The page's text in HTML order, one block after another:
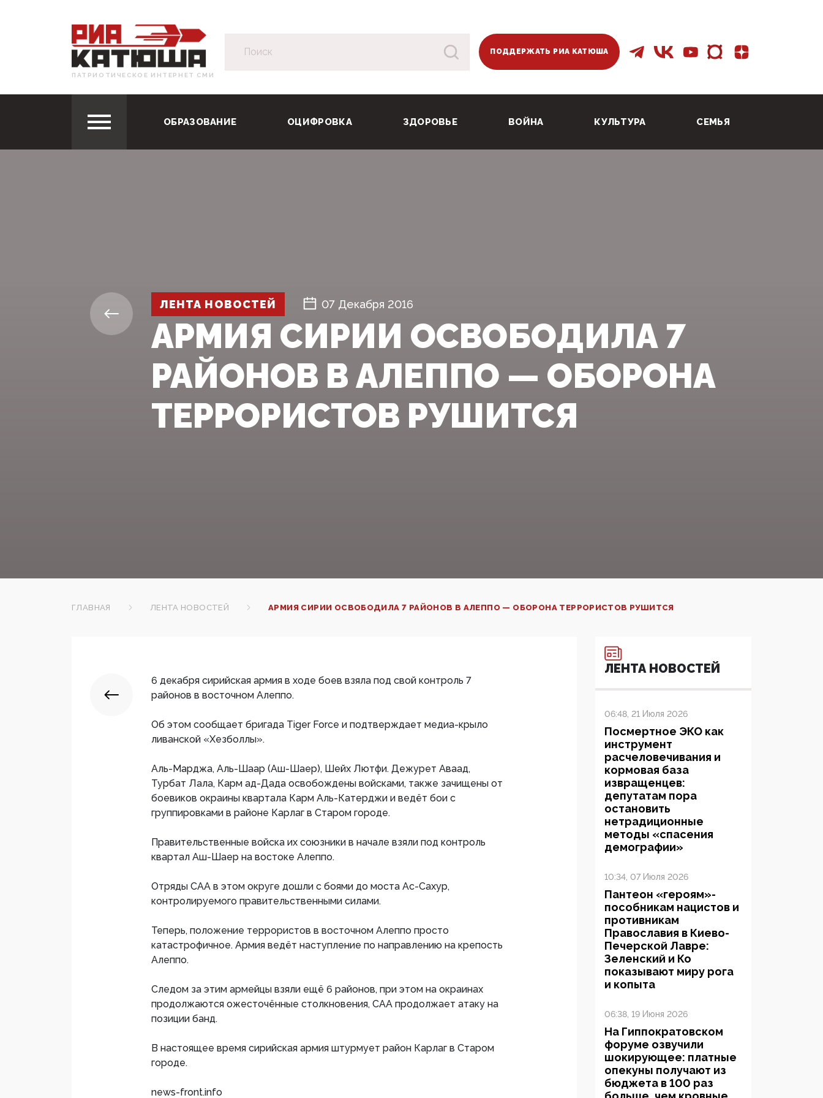
ПАТРИОТИЧЕСКОЕ ИНТЕРНЕТ СМИ
ПОДДЕРЖАТЬ РИА КАТЮША
ОБРАЗОВАНИЕ ОЦИФРОВКА ЗДОРОВЬЕ ВОЙНА КУЛЬТУРА СЕМЬЯ
ЛЕНТА НОВОСТЕЙ 07 Декабря 2016
АРМИЯ СИРИИ ОСВОБОДИЛА 7
РАЙОНОВ В­ АЛЕППО — ОБОРОНА
ТЕРРОРИСТОВ РУШИТСЯ ­
ГЛАВНАЯ ЛЕНТА НОВОСТЕЙ АРМИЯ СИРИИ ОСВОБОДИЛА 7 РАЙОНОВ В­ АЛЕППО — ОБОРОНА ТЕРРОРИСТОВ РУШИТСЯ ­
6 декабря сирийская армия в ходе боев взяла под свой контроль 7
районов в восточном Алеппо.
Об этом сообщает бригада Tiger Force и подтверждает медиа-крыло
ливанской «Хезболлы».
Аль-Марджа, Аль-Шаар (Аш-Шаер), Шейх Лютфи. Дежурет Аваад,
Турбат Лала, Карм ад-Дада освобождены войсками, также зачищены от
боевиков окраины квартала Карм Аль-Катерджи и ведёт бои с
группировками в районе Карлаг в Старом городе.
Правительственные войска их союзники в начале взяли под контроль
квартал Аш-Шаер на востоке Алеппо.
Отряды САА в этом округе дошли с боями до моста Ас-Сахур,
контролируемого правительственными силами.
Теперь, положение террористов в восточном Алеппо просто
катастрофичное. Армия ведёт наступление по направлению на крепость
Алеппо.
Следом за этим армейцы взяли ещё 6 районов, при этом на окраинах
продолжаются ожесточённые столкновения, САА продолжает атаку на
позиции банд.
В настоящее время сирийская армия штурмует район Карлаг в Старом
городе.
news-front.info
ЛЕНТА НОВОСТЕЙ
06:48, 21 Июля 2026
Посмертное ЭКО как
инструмент
расчеловечивания и
кормовая база
извращенцев:
депутатам пора
остановить
нетрадиционные
методы «спасения
демографии»
10:34, 07 Июля 2026
Пантеон «героям»-
пособникам нацистов и
противникам
Православия в Киево-
Печерской Лавре:
Зеленский и Ко
показывают миру рога
и копыта
06:38, 19 Июня 2026
На Гиппократовском
форуме озвучили
шокирующее: платные
опекуны получают из
бюджета в 100 раз